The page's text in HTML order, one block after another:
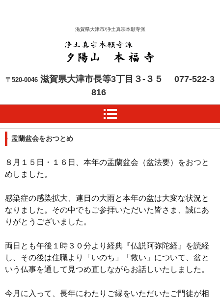
本福寺 浄土真宗本願寺
滋賀県大津市/浄土真宗本願寺派
〒520-0046 滋賀県大津市長等3丁目３-３５
077-522-3
816
盂蘭盆会をおつとめ
８月１５日・１６日、本年の盂蘭盆会（盆法要）をおつと
めしました。
感染症の感染拡大、連日の大雨と本年の盆は大変な状況と
なりました。その中でもご参拝いただいた皆さま、誠にあ
りがとうございました。
両日とも午後１時３０分より経典『仏説阿弥陀経』を読経
し、その後は住職より「いのち」「救い」について、盆と
いう仏事を通して見つめ直しながらお話しいたしました。
今月に入って、長年にわたりご縁をいただいたご門徒が相